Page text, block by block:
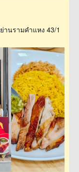
านรามคำแหง 43/1